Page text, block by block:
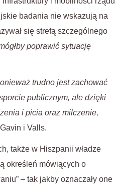
badania nie wskazują na
się strefą szczególnego
poprawić sytuację
trudno jest zachować
publicznym, ale dzięki
i picia oraz milczenie,
i Valls.
także w Hiszpanii władze
określeń mówiących o
– tak jakby oznaczały one